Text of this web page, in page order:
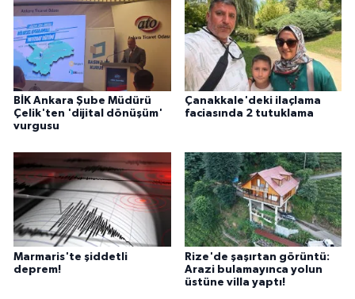
BİK Ankara Şube Müdürü
Çelik'ten 'dijital dönüşüm'
vurgusu
Çanakkale'deki ilaçlama
faciasında 2 tutuklama
Marmaris'te şiddetli
deprem!
Rize'de şaşırtan görüntü:
Arazi bulamayınca yolun
üstüne villa yaptı!